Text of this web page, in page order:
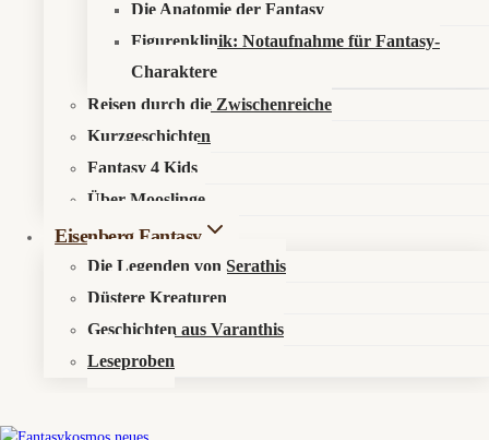
Die Anatomie der Fantasy
Figurenklinik: Notaufnahme für Fantasy-
Charaktere
Reisen durch die Zwischenreiche
Kurzgeschichten
Fantasy 4 Kids
Über Mooslinge
Eisenberg Fantasy
Die Legenden von Serathis
Düstere Kreaturen
Geschichten aus Varanthis
Leseproben
Sternenmusiken aus Serathis auf unserem YouTube-Kanal
youtube.com/@Fantasykosmos.
Mirvalis – Woche 19/2026